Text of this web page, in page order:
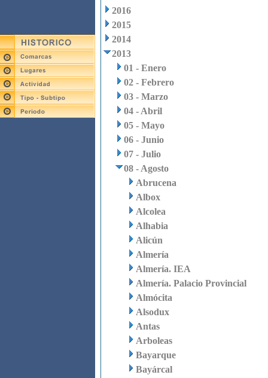
2016
2015
2014
2013
01 - Enero
02 - Febrero
03 - Marzo
04 - Abril
05 - Mayo
06 - Junio
07 - Julio
08 - Agosto
Abrucena
Albox
Alcolea
Alhabia
Alicún
Almería
Almería. IEA
Almería. Palacio Provincial
Almócita
Alsodux
Antas
Arboleas
Bayarque
Bayárcal